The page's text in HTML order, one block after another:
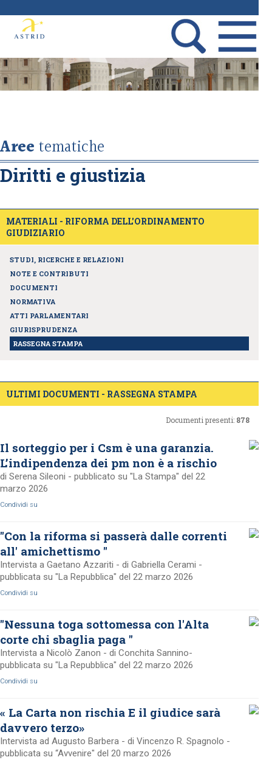
Areetematiche
Diritti e giustizia
MATERIALI - RIFORMA DELL'ORDINAMENTO
GIUDIZIARIO
STUDI, RICERCHE E RELAZIONI
NOTE E CONTRIBUTI
DOCUMENTI
NORMATIVA
ATTI PARLAMENTARI
GIURISPRUDENZA
RASSEGNA STAMPA
ULTIMI DOCUMENTI - RASSEGNA STAMPA
Documenti presenti: 878
Il sorteggio per i Csm è una garanzia.
L’indipendenza dei pm non è a rischio
di Serena Sileoni - pubblicato su "La Stampa" del 22
marzo 2026
Condividi su
"Con la riforma si passerà dalle correnti
all' amichettismo "
Intervista a Gaetano Azzariti - di Gabriella Cerami -
pubblicata su "La Repubblica" del 22 marzo 2026
Condividi su
"Nessuna toga sottomessa con l'Alta
corte chi sbaglia paga "
Intervista a Nicolò Zanon - di Conchita Sannino-
pubblicata su "La Repubblica" del 22 marzo 2026
Condividi su
« La Carta non rischia E il giudice sarà
davvero terzo»
Intervista ad Augusto Barbera - di Vincenzo R. Spagnolo -
pubblicata su “Avvenire" del 20 marzo 2026